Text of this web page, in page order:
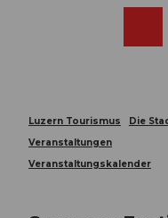
Luzern Tourismus
Die
Veranstaltungen
Veranstaltungskalender